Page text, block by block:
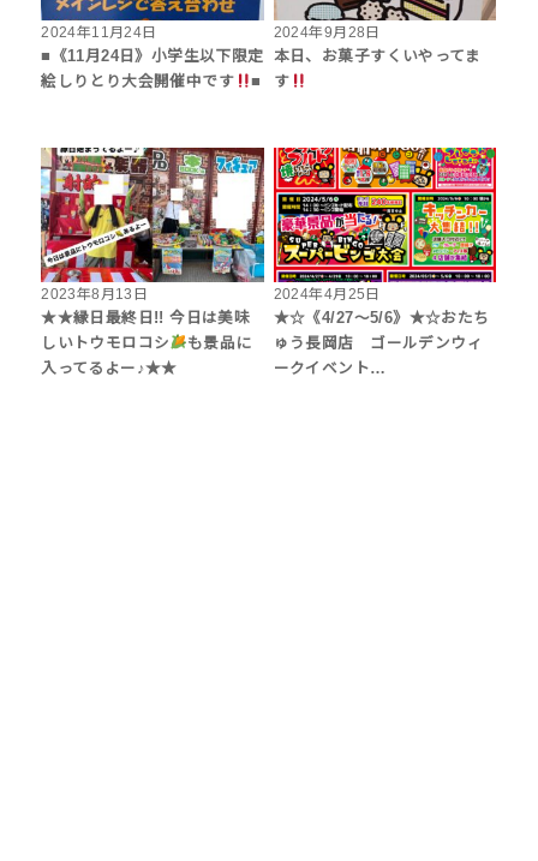
2024年11月24日
■《11月24日》小学生以下限定
絵しりとり大会開催中です
■
2024年9月28日
本日、お菓子すくいやってま
す
2023年8月13日
★★縁日最終日!! 今日は美味
しいトウモロコシ
も景品に
入ってるよー♪★★
2024年4月25日
★☆《4/27～5/6》★☆おたち
ゅう長岡店 ゴールデンウィ
ークイベント…